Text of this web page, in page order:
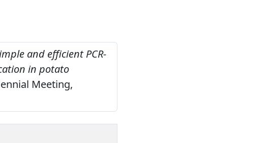
and efficient PCR-
in potato
Meeting,